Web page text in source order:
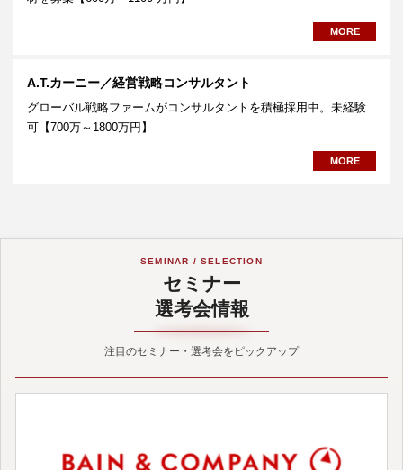
MORE
A.T.カーニー／経営戦略コンサルタント
グローバル戦略ファームがコンサルタントを積極採用中。未経験
可【700万～1800万円】
MORE
SEMINAR / SELECTION
セミナー
選考会情報
注目のセミナー・選考会をピックアップ